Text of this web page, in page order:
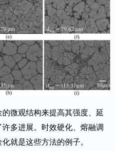
微观结构来提高其强度、延
多进展。时效硬化、熔融调
就是这些方法的例子。